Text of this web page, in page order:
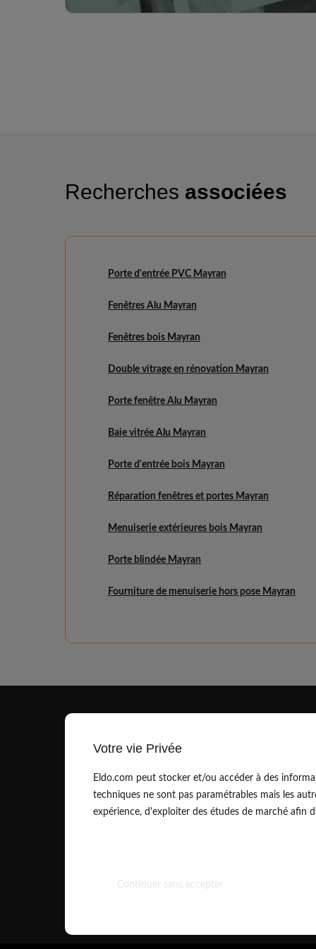
Recherches associées
Porte d'entrée PVC Mayran
Fenêtres Alu Mayran
Fenêtres bois Mayran
Double vitrage en rénovation Mayran
Porte fenêtre Alu Mayran
Baie vitrée Alu Mayran
Porte d'entrée bois Mayran
Réparation fenêtres et portes Mayran
Menuiserie extérieures bois Mayran
Porte blindée Mayran
Fourniture de menuiserie hors pose Mayran
contact@eldo.com
01.83.75.42.90
Votre vie Privée
Eldo.com peut stocker et/ou accéder à des
techniques ne sont pas paramétrables mais les
expérience, d'exploiter des études de marché afin
Continuer sans accepter